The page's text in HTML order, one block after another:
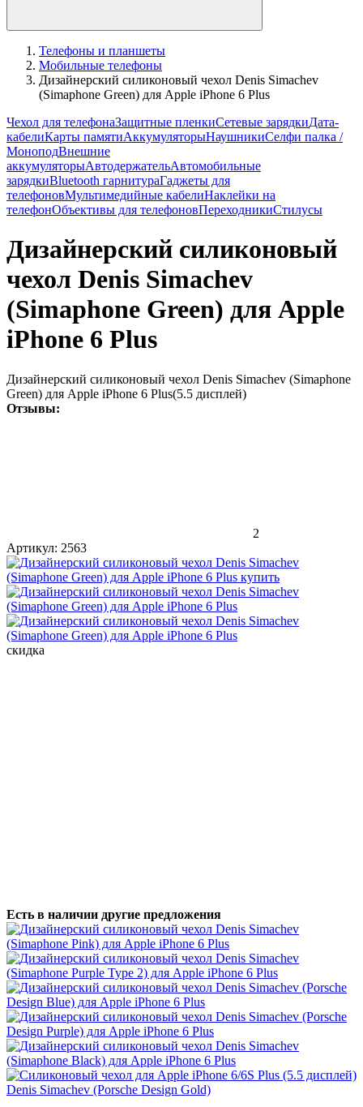
Телефоны и планшеты
Мобильные телефоны
Дизайнерский силиконовый чехол Denis Simachev
(Simaphone Green) для Apple iPhone 6 Plus
Чехол для телефонаЗащитные пленкиСетевые зарядкиДата-
кабелиКарты памятиАккумуляторыНаушникиСелфи палка /
МоноподВнешние
аккумуляторыАвтодержательАвтомобильные
зарядкиBluetooth гарнитураГаджеты для
телефоновМультимедийные кабелиНаклейки на
телефонОбъективы для телефоновПереходникиСтилусы
Дизайнерский силиконовый
чехол Denis Simachev
(Simaphone Green) для Apple
iPhone 6 Plus
Дизайнерский силиконовый чехол Denis Simachev (Simaphone
Green) для Apple iPhone 6 Plus(5.5 дисплей)
Отзывы:
2
Артикул: 2563
скидка
Есть в наличии другие предложения